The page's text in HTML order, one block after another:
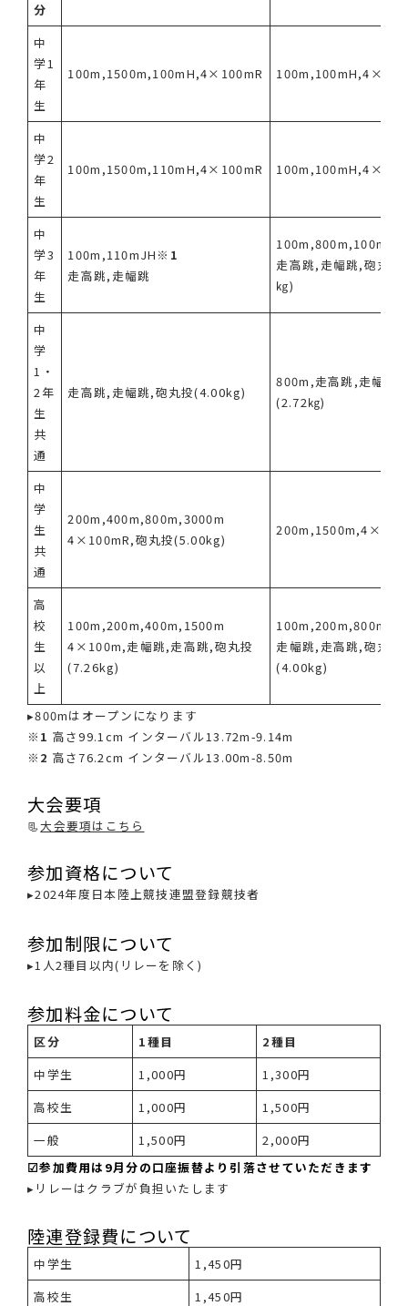
分
中
学1
年
生
100m,1500m,100mH,4×100mR
中
学2
年
生
100m,1500m,110mH,4×100mR
中
学3
年
生
100m,110mJH ※1
走高跳,走幅跳
100m,800m,100mYH
走高跳,走幅跳,砲丸投
㎏)
中
学
1・
2年
生
共
通
走高跳,走幅跳,砲丸投(4.00kg)
800m,走高跳,走幅跳,
(2.72㎏)
中
学
生
共
通
200m,400m,800m,3000m
4×100mR,砲丸投(5.00kg)
高
校
生
以
上
100m,200m,400m,1500m
4×100m,走幅跳,走高跳,砲丸投
(7.26kg)
走幅跳,走高跳,砲丸投
(4.00kg)
▸800mはオープンになります
※1 高さ99.1cm インターバル13.72m-9.14m
※2 高さ76.2cm インターバル13.00m-8.50m
大会要項
📃大会要項はこちら
参加資格について
▸2024年度日本陸上競技連盟登録競技者
参加制限について
▸1人2種目以内(リレーを除く)
参加料金について
区分 1種目
2種目
中学生
1,000円
1,300円
高校生
1,000円
1,500円
一般
1,500円
2,000円
☑参加費用は9月分の口座振替より引落させていただきます
▸リレーはクラブが負担いたします
陸連登録費について
中学生
1,450円
高校生
1,450円